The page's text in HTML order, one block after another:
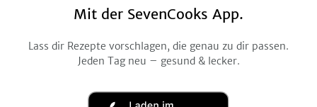
Mit der SevenCooks App.
Lass dir Rezepte vorschlagen, die genau zu dir passen.
Jeden Tag neu – gesund & lecker.
Laden